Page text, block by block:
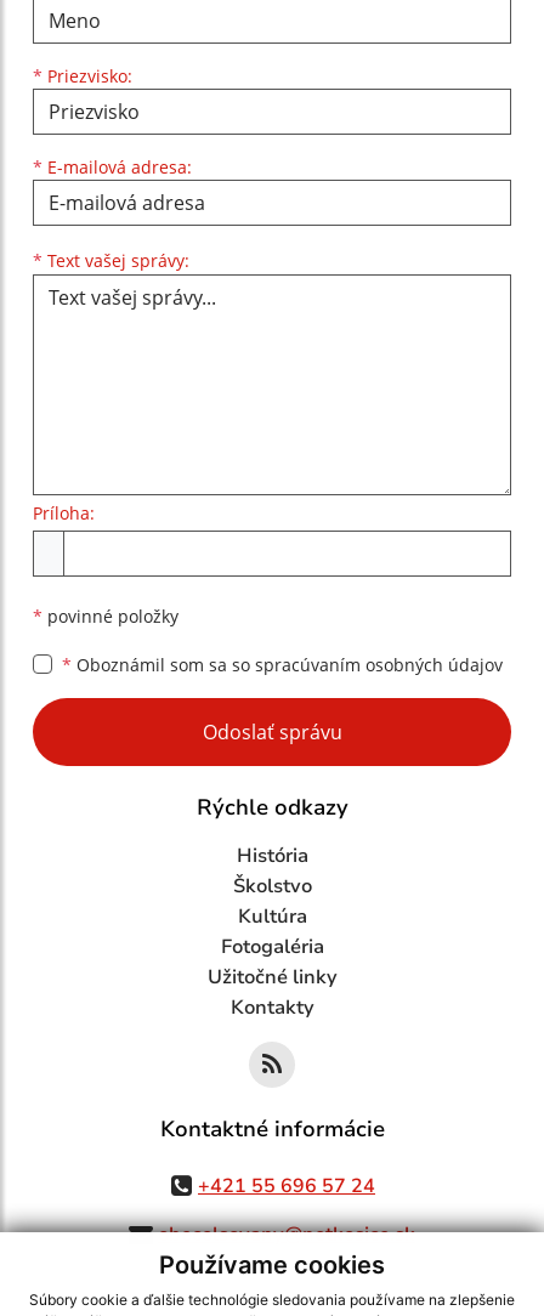
Používame cookies
Súbory cookie a ďalšie technológie sledovania používame na zlepšenie
* Priezvisko:
* E-mailová adresa:
* Text vašej správy:
Príloha:
* povinné položky
* Oboznámil som sa so spracúvaním osobných údajov
Google reCaptcha Response
Odoslať správu
Rýchle odkazy
História
Školstvo
Kultúra
Fotogaléria
Užitočné linky
Kontakty
Kontaktné informácie
+421 55 696 57 24
obecolsovany@netkosice.sk